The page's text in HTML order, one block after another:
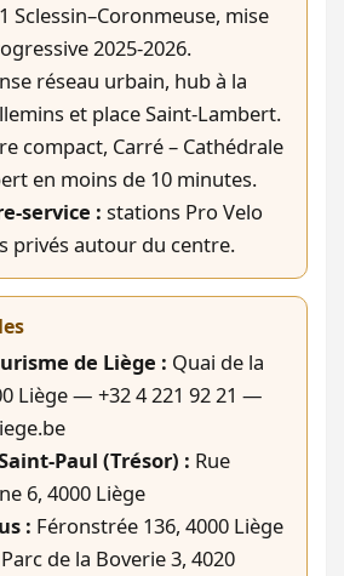
Sclessin–Coronmeuse, mise
2025-2026.
réseau urbain, hub à la
et place Saint-Lambert.
compact, Carré – Cathédrale
en moins de 10 minutes.
service : stations Pro Velo
privés autour du centre.
de Liège : Quai de la
Liège — +32 4 221 92 21 —
Paul (Trésor) : Rue
6, 4000 Liège
: Féronstrée 136, 4000 Liège
Parc de la Boverie 3, 4020